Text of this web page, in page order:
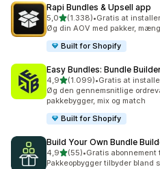
Rapi Bundles & Upsell app
5,0ud af 5 stjerner
(1.338)
1338 anmeldelser i alt
•Gratis at
Øg din AOV med pakker,
Built for Shopify
Easy Bundles: Bundle
4,9ud af 5 stjerner
(1.099)
1099 anmeldelser i alt
•Gratis at
Øg den gennemsnitlige
pakkebygger, mix og match
Built for Shopify
Build Your Own Bundle
4,9ud af 5 stjerner
(55)
55 anmeldelser i alt
•Gratis
Pakkeopbygger tilbyder bland